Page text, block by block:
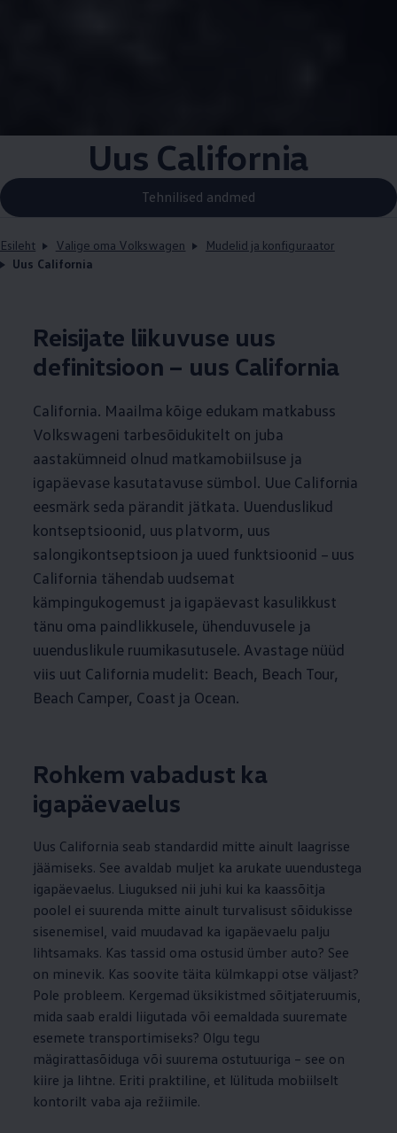
Uus California
Tehnilised andmed
Esileht Valige oma Volkswagen
Mudelid ja konfiguraator
Uus California
Reisijate liikuvuse uus
definitsioon – uus California
California. Maailma kõige edukam matkabuss
Volkswageni tarbesõidukitelt on juba
aastakümneid olnud matkamobiilsuse ja
igapäevase kasutatavuse sümbol. Uue California
eesmärk seda pärandit jätkata. Uuenduslikud
kontseptsioonid, uus platvorm, uus
salongikontseptsioon ja uued funktsioonid – uus
California tähendab uudsemat
kämpingukogemust ja igapäevast kasulikkust
tänu oma paindlikkusele, ühenduvusele ja
uuenduslikule ruumikasutusele. Avastage nüüd
viis uut California mudelit: Beach, Beach Tour,
Beach Camper, Coast ja Ocean.
Rohkem vabadust ka
igapäevaelus
Uus California seab standardid mitte ainult laagrisse
jäämiseks. See avaldab muljet ka arukate uuendustega
igapäevaelus. Liuguksed nii juhi kui ka kaassõitja
poolel ei suurenda mitte ainult turvalisust sõidukisse
sisenemisel, vaid muudavad ka igapäevaelu palju
lihtsamaks. Kas tassid oma ostusid ümber auto? See
on minevik. Kas soovite täita külmkappi otse väljast?
Pole probleem. Kergemad üksikistmed sõitjateruumis,
mida saab eraldi liigutada või eemaldada suuremate
esemete transportimiseks? Olgu tegu
mägirattasõiduga või suurema ostutuuriga – see on
kiire ja lihtne. Eriti praktiline, et lülituda mobiilselt
kontorilt vaba aja režiimile.